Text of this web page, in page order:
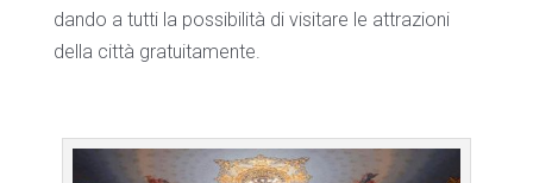
dando a tutti la possibilità di visitare le attrazioni
della città gratuitamente.